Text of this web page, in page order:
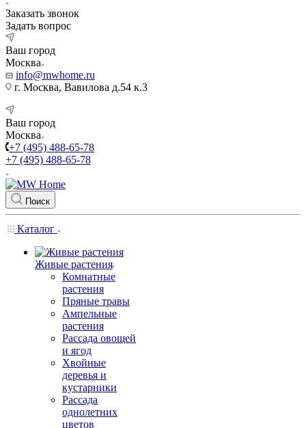
Заказать звонок
Задать вопрос
Ваш город
Москва
info@mwhome.ru
г. Москва, Вавилова д.54 к.3
Ваш город
Москва
+7 (495) 488-65-78
+7 (495) 488-65-78
Поиск
Каталог
Живые растения
Комнатные
растения
Пряные травы
Ампельные
растения
Рассада овощей
и ягод
Хвойные
деревья и
кустарники
Рассада
однолетних
цветов